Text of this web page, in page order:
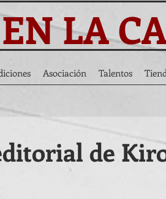
LA
de
Asociación Talentos